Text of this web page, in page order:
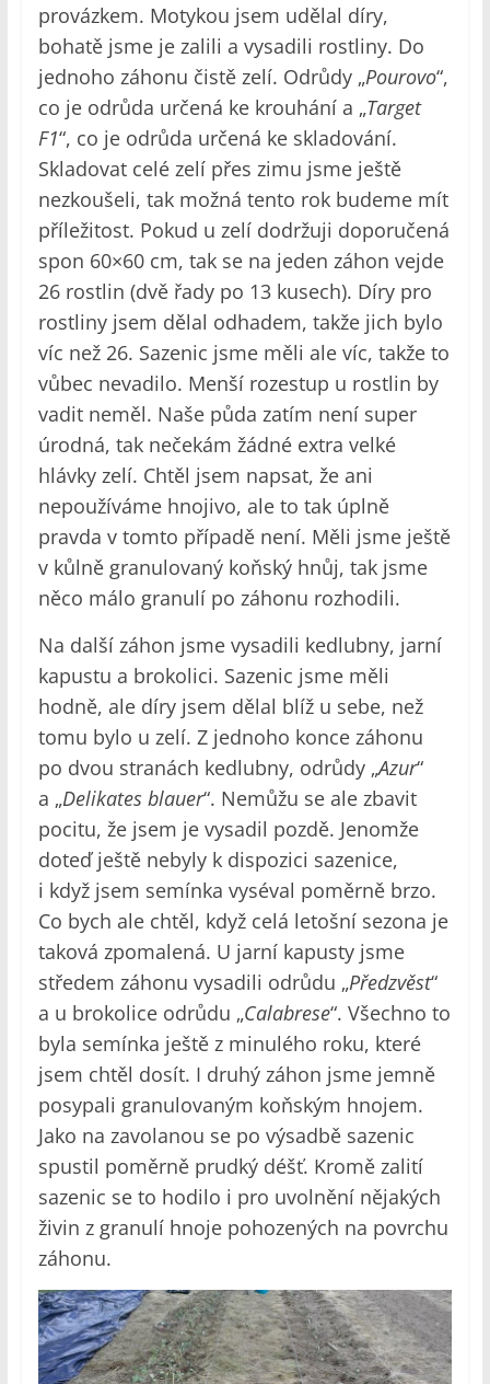
provázkem. Motykou jsem udělal díry,
bohatě jsme je zalili a vysadili rostliny. Do
jednoho záhonu čistě zelí. Odrůdy „Pourovo“,
co je odrůda určená ke krouhání a „Target
F1“, co je odrůda určená ke skladování.
Skladovat celé zelí přes zimu jsme ještě
nezkoušeli, tak možná tento rok budeme mít
příležitost. Pokud u zelí dodržuji doporučená
spon 60×60 cm, tak se na jeden záhon vejde
26 rostlin (dvě řady po 13 kusech). Díry pro
rostliny jsem dělal odhadem, takže jich bylo
víc než 26. Sazenic jsme měli ale víc, takže to
vůbec nevadilo. Menší rozestup u rostlin by
vadit neměl. Naše půda zatím není super
úrodná, tak nečekám žádné extra velké
hlávky zelí. Chtěl jsem napsat, že ani
nepoužíváme hnojivo, ale to tak úplně
pravda v tomto případě není. Měli jsme ještě
v kůlně granulovaný koňský hnůj, tak jsme
něco málo granulí po záhonu rozhodili.
Na další záhon jsme vysadili kedlubny, jarní
kapustu a brokolici. Sazenic jsme měli
hodně, ale díry jsem dělal blíž u sebe, než
tomu bylo u zelí. Z jednoho konce záhonu
po dvou stranách kedlubny, odrůdy „Azur“
a „Delikates blauer“. Nemůžu se ale zbavit
pocitu, že jsem je vysadil pozdě. Jenomže
doteď ještě nebyly k dispozici sazenice,
i když jsem semínka vyséval poměrně brzo.
Co bych ale chtěl, když celá letošní sezona je
taková zpomalená. U jarní kapusty jsme
středem záhonu vysadili odrůdu „Předzvěst“
a u brokolice odrůdu „Calabrese“. Všechno to
byla semínka ještě z minulého roku, které
jsem chtěl dosít. I druhý záhon jsme jemně
posypali granulovaným koňským hnojem.
Jako na zavolanou se po výsadbě sazenic
spustil poměrně prudký déšť. Kromě zalití
sazenic se to hodilo i pro uvolnění nějakých
živin z granulí hnoje pohozených na povrchu
záhonu.